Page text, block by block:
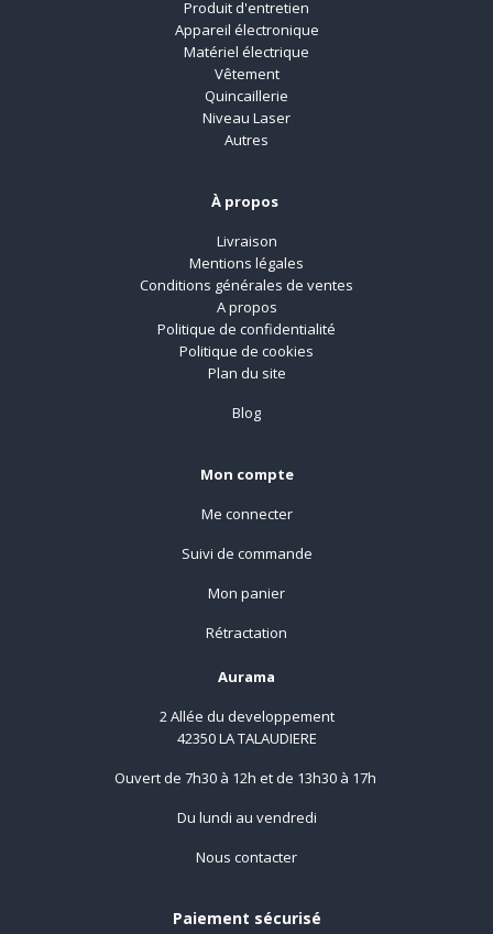
Produit d'entretien
Appareil électronique
Matériel électrique
Vêtement
Quincaillerie
Niveau Laser
Autres
À propos
Livraison
Mentions légales
Conditions générales de ventes
A propos
Politique de confidentialité
Politique de cookies
Plan du site
Blog
Mon compte
Me connecter
Suivi de commande
Mon panier
Rétractation
Aurama
2 Allée du developpement
42350 LA TALAUDIERE
Ouvert de 7h30 à 12h et de 13h30 à 17h
Du lundi au vendredi
Nous contacter
Paiement sécurisé